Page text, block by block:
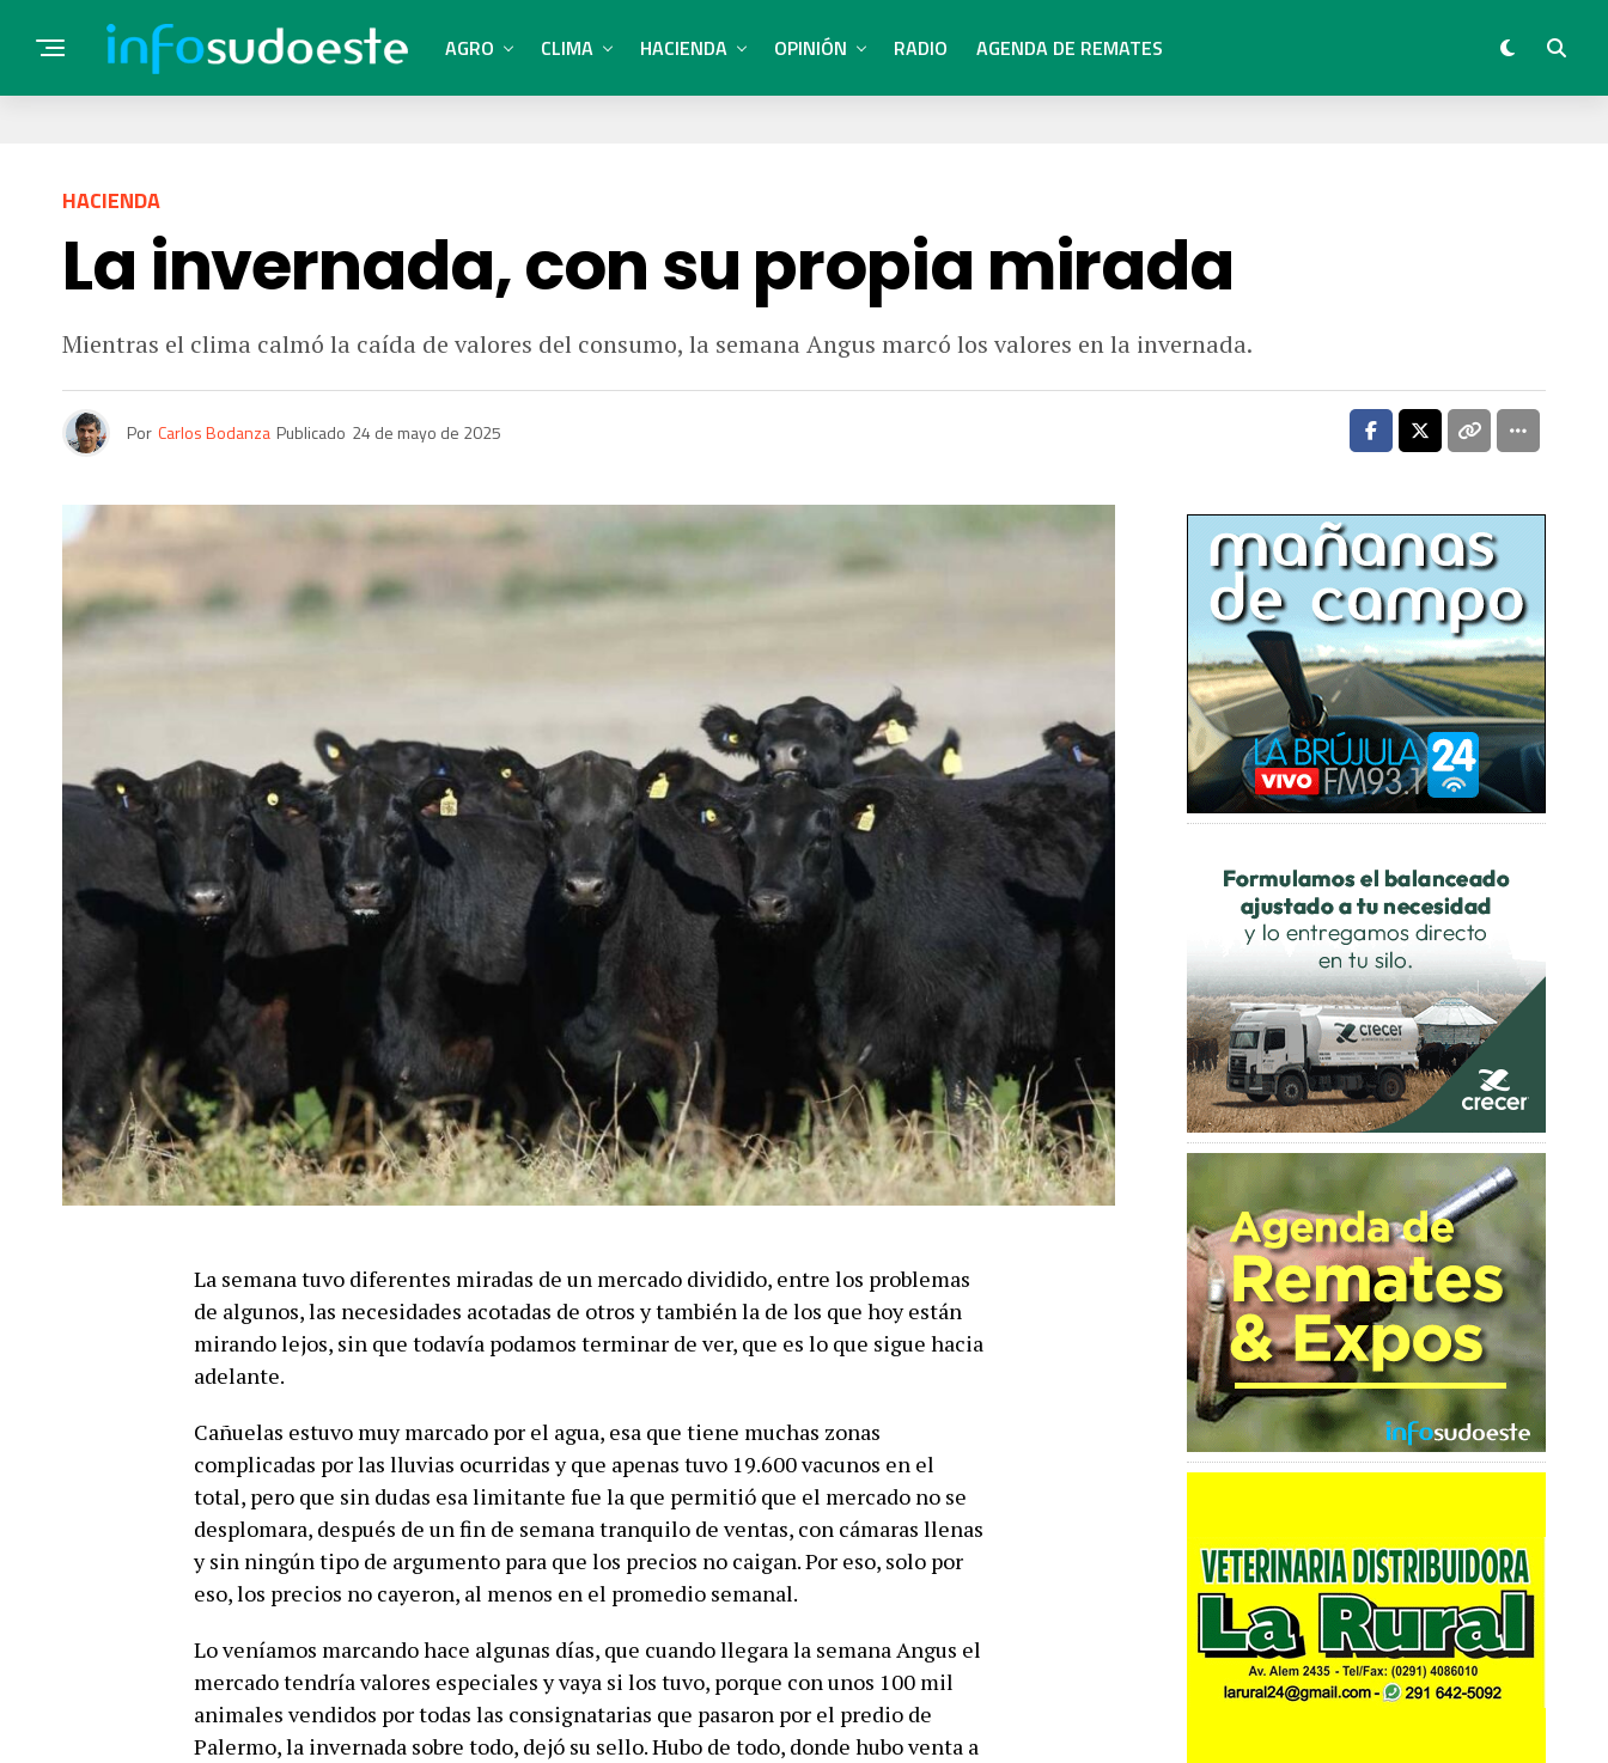
AGRO CLIMA HACIENDA OPINIÓN RADIO AGENDA DE REMATES
HACIENDA
La invernada, con su propia mirada
Mientras el clima calmó la caída de valores del consumo, la semana Angus marcó los valores en la invernada.
Por Carlos Bodanza Publicado 24 de mayo de 2025
La semana tuvo diferentes miradas de un mercado dividido, entre los problemas
de algunos, las necesidades acotadas de otros y también la de los que hoy están
mirando lejos, sin que todavía podamos terminar de ver, que es lo que sigue hacia
adelante.
Cañuelas estuvo muy marcado por el agua, esa que tiene muchas zonas
complicadas por las lluvias ocurridas y que apenas tuvo 19.600 vacunos en el
total, pero que sin dudas esa limitante fue la que permitió que el mercado no se
desplomara, después de un fin de semana tranquilo de ventas, con cámaras llenas
y sin ningún tipo de argumento para que los precios no caigan. Por eso, solo por
eso, los precios no cayeron, al menos en el promedio semanal.
Lo veníamos marcando hace algunas días, que cuando llegara la semana Angus el
mercado tendría valores especiales y vaya si los tuvo, porque con unos 100 mil
animales vendidos por todas las consignatarias que pasaron por el predio de
Palermo, la invernada sobre todo, dejó su sello. Hubo de todo, donde hubo venta a